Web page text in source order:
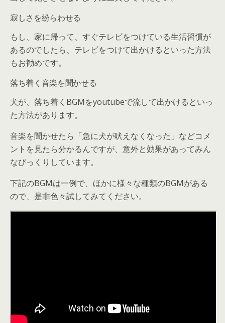
寂しさを紛らわせる
もし、家に帰って、すぐテレビをつけている生活習慣が
あるのでしたら、テレビをつけて出かけるといった方法
もお勧めです。
落ち着く音楽を聞かせる
犬が、落ち着くBGMをyoutubeで流して出かけるといっ
た方法があります。
音楽を聞かせたら「急に犬が吠えなくなった」などコメ
ントを見たら分かるんですが、意外と効果があってみん
なびっくりしています。
下記のBGMは一例で、ほかに様々な種類のBGMがある
ので、是非色々試してみてください。